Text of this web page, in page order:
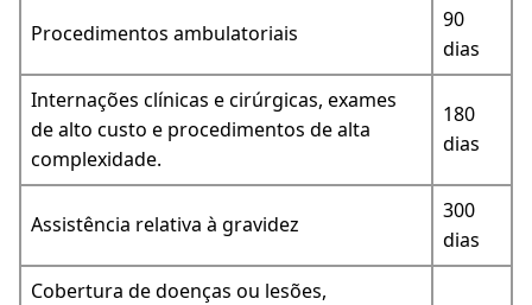
Procedimentos ambulatoriais
90
dias
Internações clínicas e cirúrgicas, exames
de alto custo e procedimentos de alta
complexidade.
180
dias
Assistência relativa à gravidez
300
dias
Cobertura de doenças ou lesões,